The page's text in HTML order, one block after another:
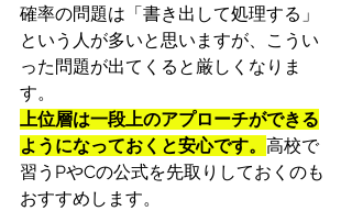
確率の問題は「書き出して処理する」
という人が多いと思いますが、こうい
った問題が出てくると厳しくなりま
す。
上位層は一段上のアプローチができる
ようになっておくと安心です。 高校で
習うPやCの公式を先取りしておくのも
おすすめします。